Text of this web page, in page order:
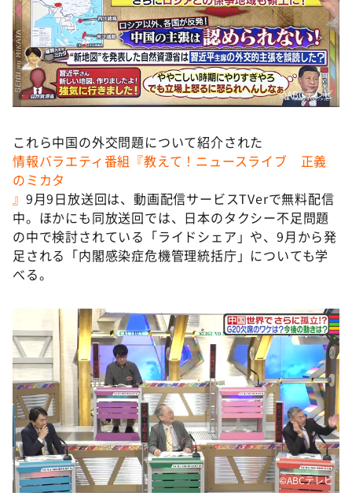
©️ABCテレビ
これら中国の外交問題について紹介された
情報バラエティ番組『教えて！ニュースライブ 正義
のミカタ
』 9月9日放送回は、動画配信サービスTVerで無料配信
中。ほかにも同放送回では、日本のタクシー不足問題
の中で検討されている「ライドシェア」や、9月から発
足される「内閣感染症危機管理統括庁」についても学
べる。
©️ABCテレビ